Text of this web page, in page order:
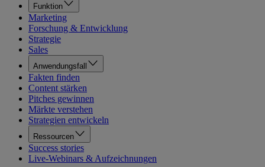
Funktion
Marketing
Forschung & Entwicklung
Strategie
Sales
Anwendungsfall
Fakten finden
Content stärken
Pitches gewinnen
Märkte verstehen
Strategien entwickeln
Ressourcen
Success stories
Live-Webinars & Aufzeichnungen